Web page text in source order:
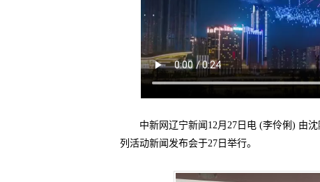
中新网辽宁新闻12月27日电 (李伶俐) 由沈
列活动新闻发布会于27日举行。